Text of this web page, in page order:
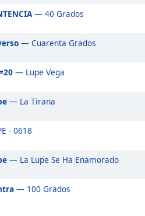
— 40 Grados
— Cuarenta Grados
— Lupe Vega
— La Tirana
- 0618
— La Lupe Se Ha Enamorado
— 100 Grados